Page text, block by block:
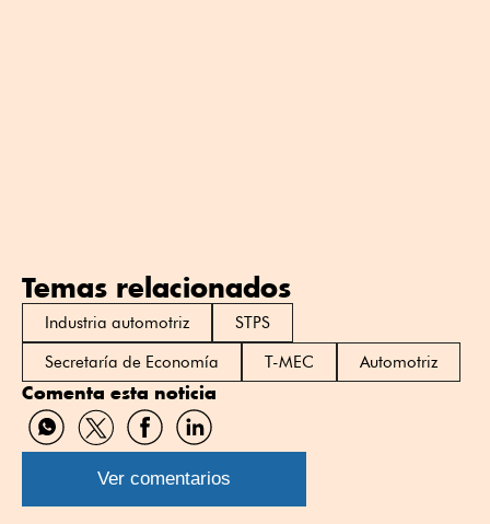
Temas relacionados
Industria automotriz
STPS
Secretaría de Economía
T-MEC Automotriz
Comenta esta noticia
Compartir
por
WhatsApp
Compartir
por
Twitter
Compartir
por
Facebook
Compartir
por
Linkedin
Ver comentarios